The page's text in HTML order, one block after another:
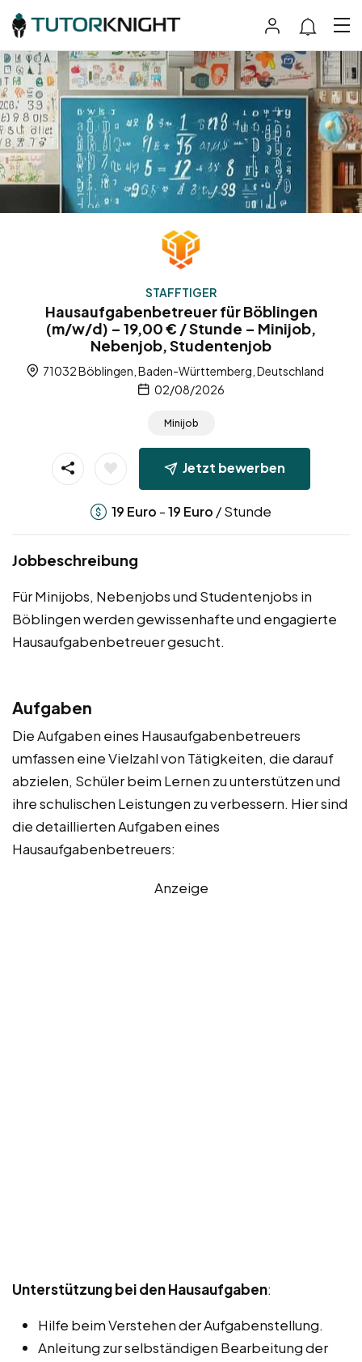
STAFFTIGER
Hausaufgabenbetreuer für Böblingen
(m/w/d) – 19,00 € / Stunde – Minijob,
Nebenjob, Studentenjob
71032 Böblingen, Baden-Württemberg, Deutschland
02/08/2026
Minijob
Jetzt bewerben
19 Euro -19 Euro / Stunde
Jobbeschreibung
Für Minijobs, Nebenjobs und Studentenjobs in
Böblingen werden gewissenhafte und engagierte
Hausaufgabenbetreuer gesucht.
Aufgaben
Die Aufgaben eines Hausaufgabenbetreuers
umfassen eine Vielzahl von Tätigkeiten, die darauf
abzielen, Schüler beim Lernen zu unterstützen und
ihre schulischen Leistungen zu verbessern. Hier sind
die detaillierten Aufgaben eines
Hausaufgabenbetreuers:
Anzeige
Unterstützung bei den Hausaufgaben:
Hilfe beim Verstehen der Aufgabenstellung.
Anleitung zur selbständigen Bearbeitung der